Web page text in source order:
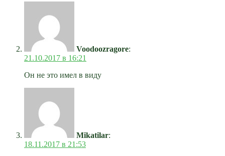
Voodoozragore:
21.10.2017 в 16:21
Он не это имел в виду
Mikatilar:
18.11.2017 в 21:53